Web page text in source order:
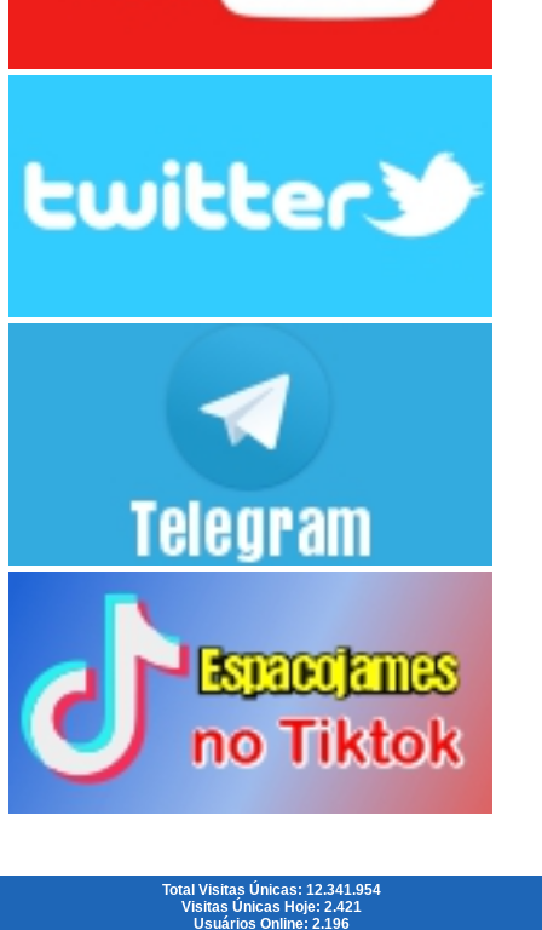
Total Visitas Únicas: 12.341.954
Visitas Únicas Hoje: 2.421
Usuários Online: 2.196